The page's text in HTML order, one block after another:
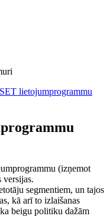
lietojumprogrammu
(izņemot
versijas.
segmentiem, un tajos
kā arī to izlaišanas
beigu politiku dažām